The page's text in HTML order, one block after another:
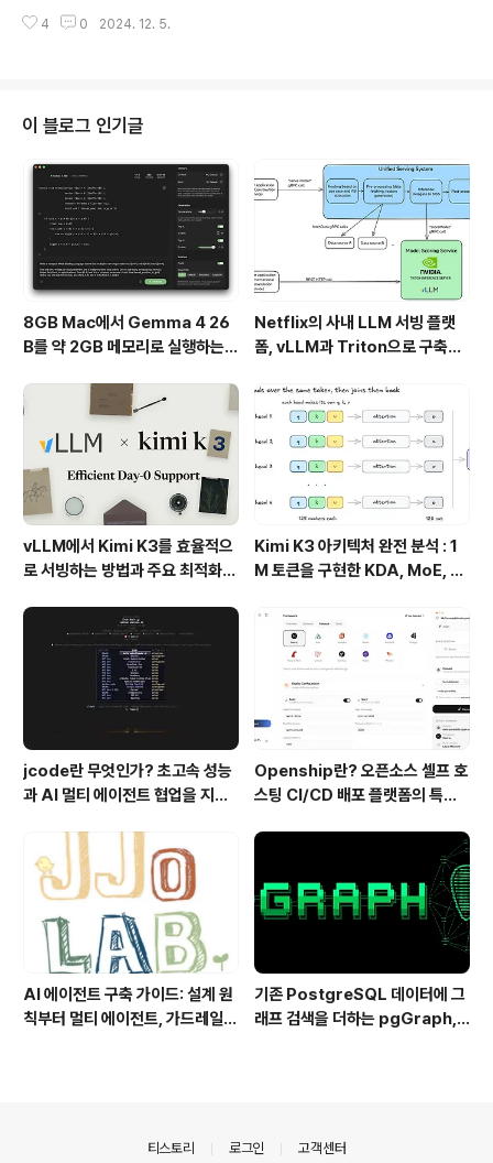
AScript 5.1(ES5)의 일부 구문을 차용하여 더 유연한 문
거래탐지시스템(Fraud Detection System, FDS)**을
턴 등 다양한 데이터를 분석하여 의심스러운 거래를 식별
하는 보안 시스템입니다. 이를 통해 카드 도용이나 허위 매
출과 같은 부정 거래를 방지하고 금융 거래의 안전성을 높
이는 것을 목표로 하고 있습니다. 즉, FDS는 디지털 금융
환경에서 고객의 안전을 지키는 파수꾼 역할을 합니다.FD
S는 단순히 사..
4 0 2024. 12. 5.
이 블로그 인기글
8GB Mac에서 Gemma 4 26
B를 약 2GB 메모리로 실행하는 T
Netflix의 사내 LLM 서빙 플랫
폼, vLLM과 Triton으로 구축한
vLLM에서 Kimi K3를 효율적으
로 서빙하는 방법과 주요 최적화
Kimi K3 아키텍처 완전 분석 : 1
M 토큰을 구현한 KDA, MoE, Fl
핵심 기술
jcode란 무엇인가? 초고속 성능
과 AI 멀티 에이전트 협업을 지원
Openship란? 오픈소스 셀프 호
스팅 CI/CD 배포 플랫폼의 특징
AI 에이전트 구축 가이드: 설계 원
칙부터 멀티 에이전트, 가드레일까
기존 PostgreSQL 데이터에 그
래프 검색을 더하는 pgGraph,
티스토리 로그인 고객센터